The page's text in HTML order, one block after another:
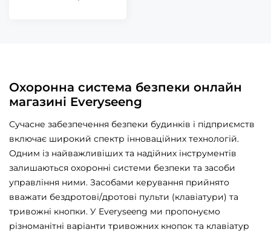
Охоронна система безпеки онлайн
магазині Everyseeng
Сучасне забезпечення безпеки будинків і підприємств
включає широкий спектр інноваційних технологій.
Одним із найважливіших та надійних інструментів
залишаються охоронні системи безпеки та засоби
управління ними. Засобами керування прийнято
вважати бездротові/дротові пульти (клавіатури) та
тривожні кнопки. У Everyseeng ми пропонуємо
різноманітні варіанти тривожних кнопок та клавіатур